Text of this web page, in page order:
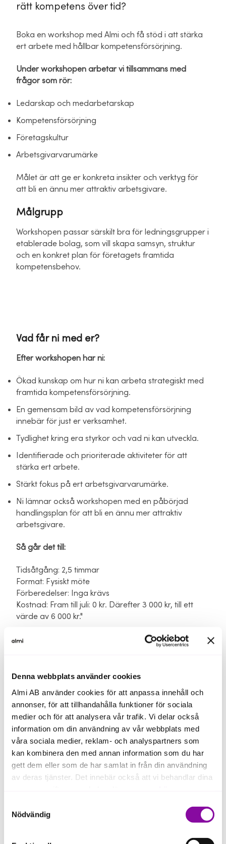
Denna webbplats använder cookies
Almi AB använder cookies för att anpassa innehåll och
annonser, för att tillhandahålla funktioner för sociala
medier och för att analysera vår trafik. Vi delar också
information om din användning av vår webbplats med
våra sociala medier, reklam- och analyspartners som
kan kombinera den med annan information som du har
gett dem eller som de har samlat in från din användning
av deras tjänster. Det innebär också att vi behandlar dina
Om du klickar på avvisa kommer användning av kakor
eller delning av information enligt ovan, inte att ske,
förutom för kakor som är nödvändiga för att hemsidan
Nödvändig
rätt kompetens över tid?
Boka en workshop med Almi och få stöd i att stärka
ert arbete med hållbar kompetensförsörjning.
Under workshopen arbetar vi tillsammans med
frågor som rör:
Ledarskap och medarbetarskap
Kompetensförsörjning
Företagskultur
Arbetsgivarvarumärke
Målet är att ge er konkreta insikter och verktyg för
att bli en ännu mer attraktiv arbetsgivare.
Målgrupp
Workshopen passar särskilt bra för ledningsgrupper i
etablerade bolag, som vill skapa samsyn, struktur
och en konkret plan för företagets framtida
kompetensbehov.
Vad får ni med er?
Efter workshopen har ni:
Ökad kunskap om hur ni kan arbeta strategiskt med
framtida kompetensförsörjning.
En gemensam bild av vad kompetensförsörjning
innebär för just er verksamhet.
Tydlighet kring era styrkor och vad ni kan utveckla.
Identifierade och prioriterade aktiviteter för att
stärka ert arbete.
Stärkt fokus på ert arbetsgivarvarumärke.
Ni lämnar också workshopen med en påbörjad
handlingsplan för att bli en ännu mer attraktiv
arbetsgivare.
Så går det till:
Tidsåtgång: 2,5 timmar
Format: Fysiskt möte
Förberedelser: Inga krävs
Kostnad: Fram till juli: 0 kr. Därefter 3 000 kr, till ett
värde av 6 000 kr."
Boka en workshop
Kristin Teleman, Malmö:Kristin.Teleman@almi.se
Karl-Philip Barakate, Helsingborg:
Karl.Philip.Barakate@almi.se
Ingela Holmer, Kristianstad:Ingela.Holmer@almi.se
Daniella Bergström, Blekinge:
Daniella.Bergstrom@almi.se